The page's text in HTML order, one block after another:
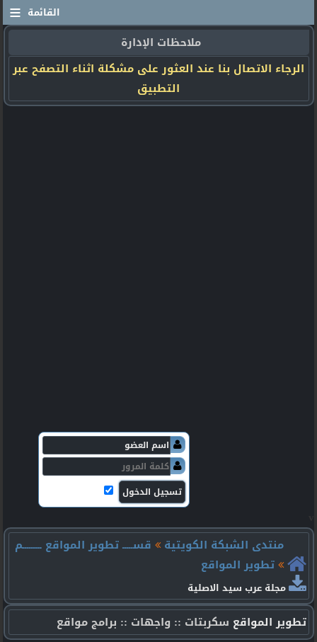
≡ القائمة
ملاحظات الإدارة
الرجاء الاتصال بنا عند العثور على مشكلة اثناء التصفح عبر
التطبيق
منتدى الشبكة الكويتية
قســـــ تطوير المواقع ـــــــــم
تطوير المواقع
مجلة عرب سيد الاصلية
تطوير المواقع سكربتات :: واجهات :: برامج مواقع